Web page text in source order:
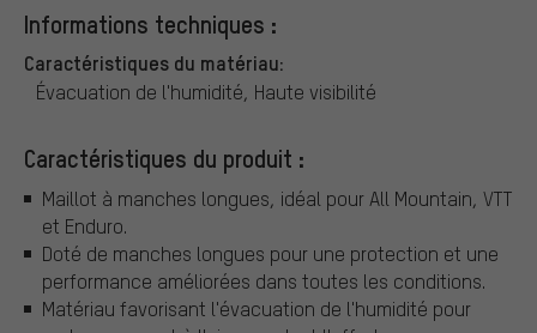
Informations techniques :
Caractéristiques du matériau:
Évacuation de l'humidité, Haute visibilité
Caractéristiques du produit :
Maillot à manches longues, idéal pour All Mountain, VTT
et Enduro.
Doté de manches longues pour une protection et une
performance améliorées dans toutes les conditions.
Matériau favorisant l'évacuation de l'humidité pour